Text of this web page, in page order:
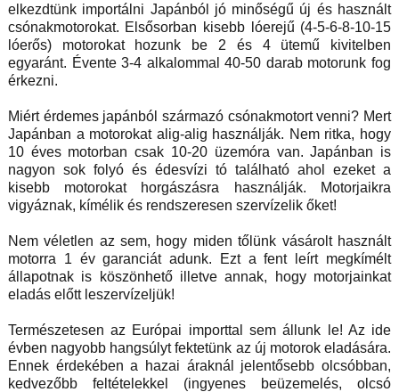
elkezdtünk importálni Japánból jó minőségű új és használt
csónakmotorokat. Elsősorban kisebb lóerejű (4-5-6-8-10-15
lóerős) motorokat hozunk be 2 és 4 ütemű kivitelben
egyaránt. Évente 3-4 alkalommal 40-50 darab motorunk fog
érkezni.
Miért érdemes japánból származó csónakmotort venni? Mert
Japánban a motorokat alig-alig használják. Nem ritka, hogy
10 éves motorban csak 10-20 üzemóra van. Japánban is
nagyon sok folyó és édesvízi tó található ahol ezeket a
kisebb motorokat horgászásra használják. Motorjaikra
vigyáznak, kímélik és rendszeresen szervízelik őket!
Nem véletlen az sem, hogy miden tőlünk vásárolt használt
motorra 1 év garanciát adunk. Ezt a fent leírt megkímélt
állapotnak is köszönhető illetve annak, hogy motorjainkat
eladás előtt leszervízeljük!
Természetesen az Európai importtal sem állunk le! Az ide
évben nagyobb hangsúlyt fektetünk az új motorok eladására.
Ennek érdekében a hazai áraknál jelentősebb olcsóbban,
kedvezőbb feltételekkel (ingyenes beüzemelés, olcsó